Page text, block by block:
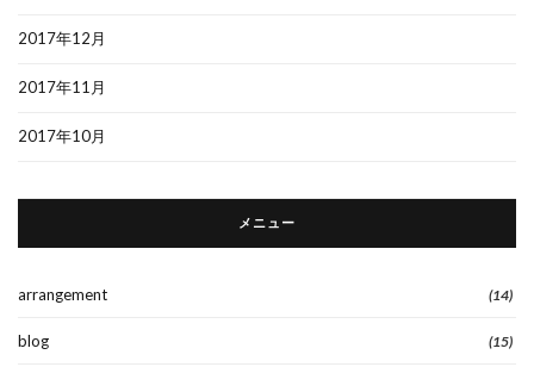
2017年12月
2017年11月
2017年10月
メニュー
arrangement (14)
blog (15)